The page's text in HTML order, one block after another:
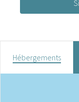
Hébergements